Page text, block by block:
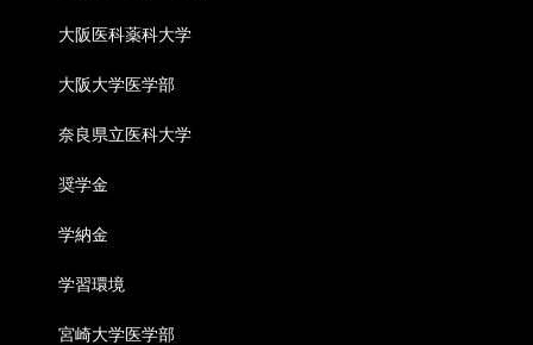
大阪医科薬科大学
大阪大学医学部
奈良県立医科大学
奨学金
学納金
学習環境
宮崎大学医学部